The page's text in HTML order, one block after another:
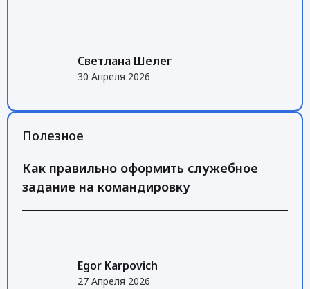
Светлана Шелег
30 Апреля 2026
Полезное
Как правильно оформить служебное
задание на командировку
Egor Karpovich
27 Апреля 2026